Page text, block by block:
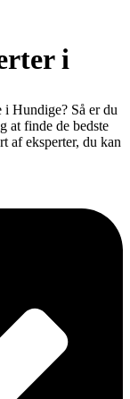
i
Hundige? Så er du
at finde de bedste
af eksperter, du kan